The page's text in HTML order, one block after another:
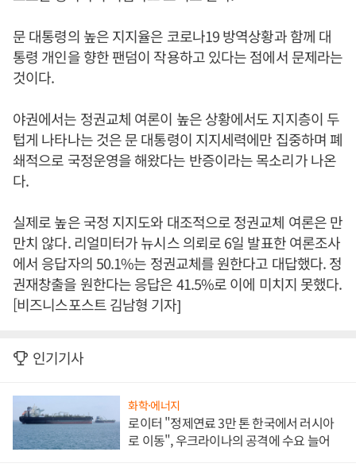
문 대통령의 높은 지지율은 코로나19 방역상황과 함께 대
통령 개인을 향한 팬덤이 작용하고 있다는 점에서 문제라는
것이다.
야권에서는 정권교체 여론이 높은 상황에서도 지지층이 두
텁게 나타나는 것은 문 대통령이 지지세력에만 집중하며 폐
쇄적으로 국정운영을 해왔다는 반증이라는 목소리가 나온
다.
실제로 높은 국정 지지도와 대조적으로 정권교체 여론은 만
만치 않다. 리얼미터가 뉴시스 의뢰로 6일 발표한 여론조사
에서 응답자의 50.1%는 정권교체를 원한다고 대답했다. 정
권재창출을 원한다는 응답은 41.5%로 이에 미치지 못했다.
[비즈니스포스트 김남형 기자]
인기기사
화학·에너지
로이터 "정제연료 3만 톤 한국에서 러시아
로 이동", 우크라이나의 공격에 수요 늘어